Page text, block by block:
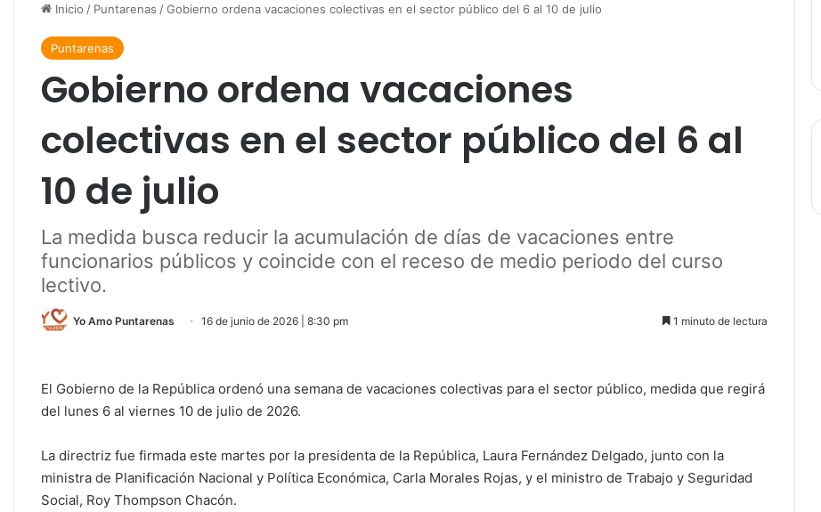
Inicio / Puntarenas /Gobierno ordena vacaciones colectivas en el sector público del 6 al 10 de julio
Puntarenas
Gobierno ordena vacaciones
colectivas en el sector público del 6 al
10 de julio
La medida busca reducir la acumulación de días de vacaciones entre
funcionarios públicos y coincide con el receso de medio periodo del curso
lectivo.
Yo Amo Puntarenas 16 de junio de 2026 | 8:30 pm 1 minuto de lectura
El Gobierno de la República ordenó una semana de vacaciones colectivas para el sector público, medida que regirá
del lunes 6 al viernes 10 de julio de 2026.
La directriz fue firmada este martes por la presidenta de la República, Laura Fernández Delgado, junto con la
ministra de Planificación Nacional y Política Económica, Carla Morales Rojas, y el ministro de Trabajo y Seguridad
Social, Roy Thompson Chacón.